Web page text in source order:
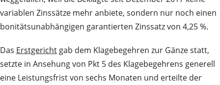
variablen Zinssätze mehr anbiete, sondern nur noch einen
bonitätsunabhängigen garantierten Zinssatz von 4,25 %.
Das Erstgericht gab dem Klagebegehren zur Gänze statt,
setzte in Ansehung von Pkt 5 des Klagebegehrens generell
eine Leistungsfrist von sechs Monaten und erteilte der